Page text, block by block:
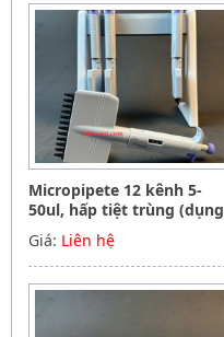
Micropipete 12 kênh 5-
50ul, hấp tiệt trùng (dụng
cụ hút mẫu, chất lỏng),
Hãng Phoenix instrument
Germany
Giá: Liên hệ